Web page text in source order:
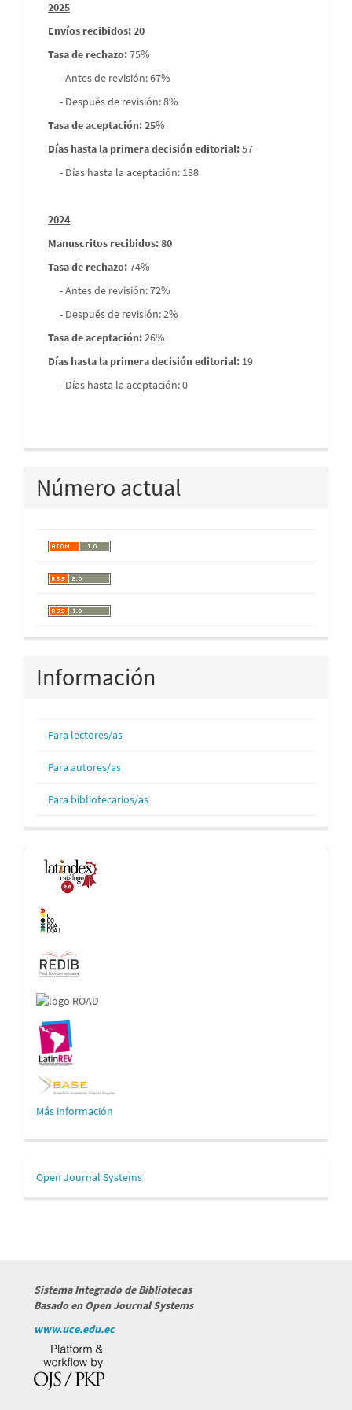
envios
2025
Envíos recibidos: 20
Tasa de rechazo:75%
- Antes de revisión: 67%
- Después de revisión: 8%
Tasa de aceptación: 25%
Días hasta la primera decisión editorial:57
- Días hasta la aceptación: 188
2024
Manuscritos recibidos: 80
Tasa de rechazo:74%
- Antes de revisión: 72%
- Después de revisión: 2%
Tasa de aceptación:26%
Días hasta la primera decisión editorial: 19
- Días hasta la aceptación: 0
Número actual
Información
Para lectores/as
Para autores/as
Para bibliotecarios/as
Indexaciones
Más información
Desarrollado
por
Open Journal Systems
Sistema Integrado de Bibliotecas
Basado en Open Journal Systems
www.uce.edu.ec